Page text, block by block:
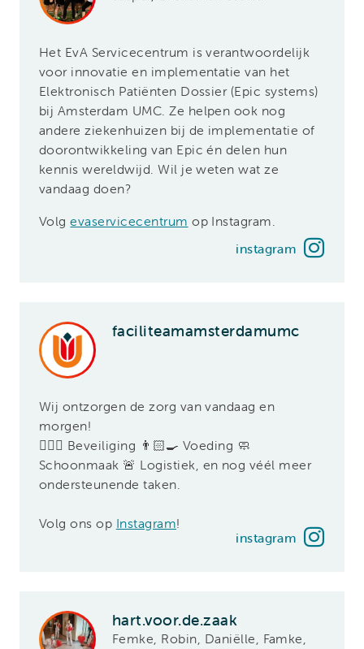
Het EvA Servicecentrum is verantwoordelijk
voor innovatie en implementatie van het
Elektronisch Patiënten Dossier (Epic systems)
bij Amsterdam UMC. Ze helpen ook nog
andere ziekenhuizen bij de implementatie of
doorontwikkeling van Epic én delen hun
kennis wereldwijd. Wil je weten wat ze
vandaag doen?
Volgevaservicecentrum op Instagram.
instagram
faciliteamamsterdamumc
Wij ontzorgen de zorg van vandaag en
morgen!
👮🏽‍♀️ Beveiliging 👨🏻‍🍳 Voeding 🧼
Schoonmaak 🚨 Logistiek, en nog véél meer
ondersteunende taken.
Volg ons op Instagram!
instagram
hart.voor.de.zaak
Femke, Robin, Daniëlle, Famke,